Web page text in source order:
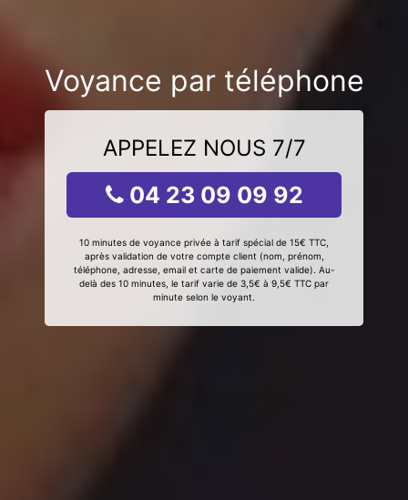
Voyance par téléphone
APPELEZ NOUS 7/7
04 23 09 09 92
10 minutes de voyance privée à tarif spécial de 15€ TTC,
après validation de votre compte client (nom, prénom,
téléphone, adresse, email et carte de paiement valide). Au-
delà des 10 minutes, le tarif varie de 3,5€ à 9,5€ TTC par
minute selon le voyant.